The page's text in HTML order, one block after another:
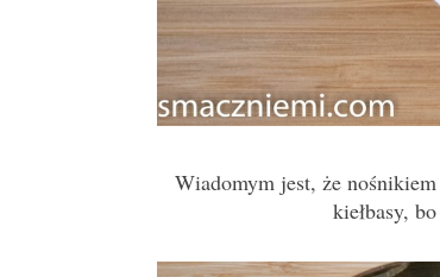
Wiadomym jest, że nośnikiem
kiełbasy,